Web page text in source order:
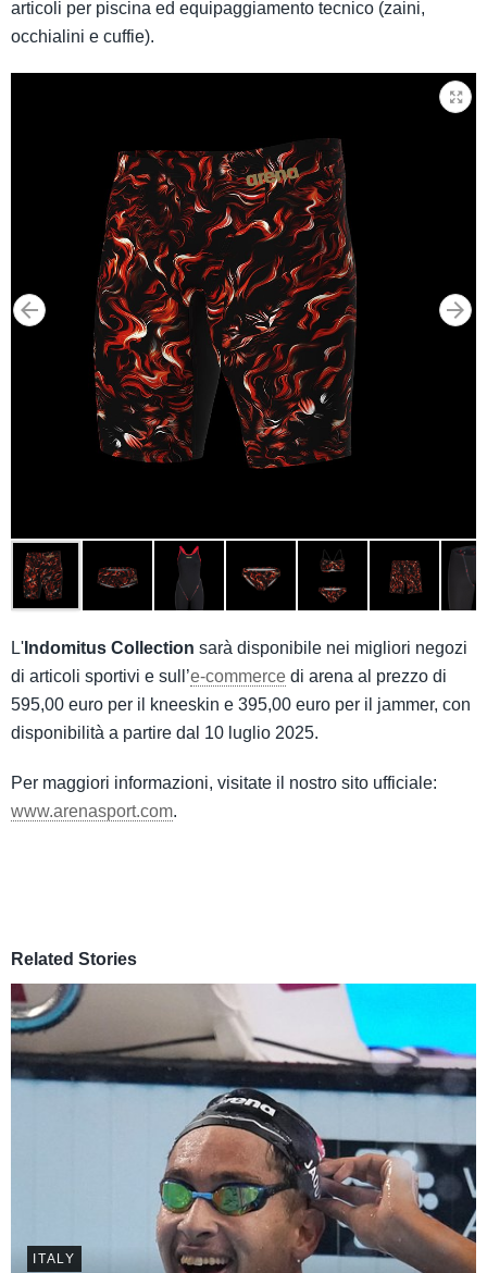
articoli per piscina ed equipaggiamento tecnico (zaini,
occhialini e cuffie).
L' Indomitus Collection sarà disponibile nei migliori negozi
di articoli sportivi e sull’e-commerce di arena al prezzo di
595,00 euro per il kneeskin e 395,00 euro per il jammer, con
disponibilità a partire dal 10 luglio 2025.
Per maggiori informazioni, visitate il nostro sito ufficiale:
www.arenasport.com.
Related Stories
ITALY